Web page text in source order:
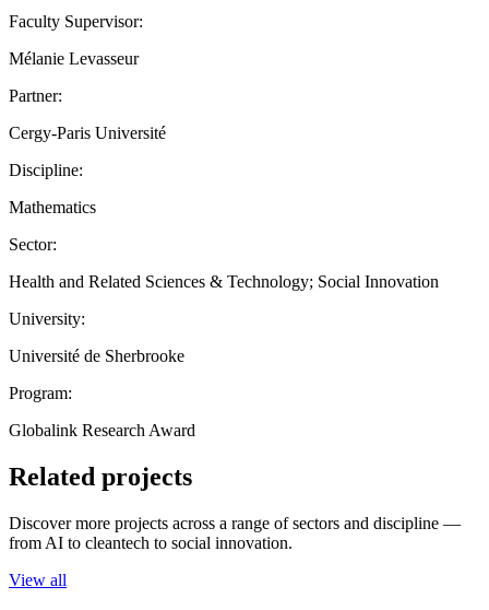
Faculty Supervisor:
Mélanie Levasseur
Partner:
Cergy-Paris Université
Discipline:
Mathematics
Sector:
Health and Related Sciences & Technology; Social Innovation
University:
Université de Sherbrooke
Program:
Globalink Research Award
Related projects
Discover more projects across a range of sectors and discipline —
from AI to cleantech to social innovation.
View all